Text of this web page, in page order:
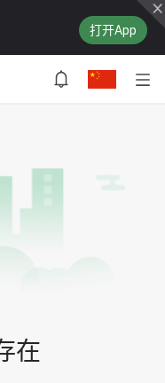
打开App
在